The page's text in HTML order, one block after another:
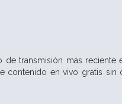
transmisión más reciente
contenido en vivo gratis sin